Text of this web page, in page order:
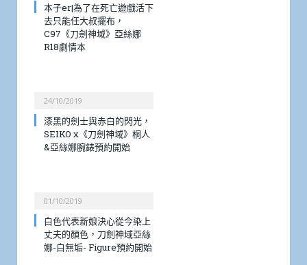
本子er|為了在死亡遊戲活下
去只能任大叔擺布，
C97《刀劍神域》亞絲娜
R18劇情本
24/10/2019
漆黑的劍士與赤白的閃光，
SEIKO x《刀劍神域》桐人
&亞絲娜腕錶預約開始
01/10/2019
白色代表新娘決心從今染上
丈夫的顏色，刀劍神域亞絲
娜-白無垢- Figure預約開始